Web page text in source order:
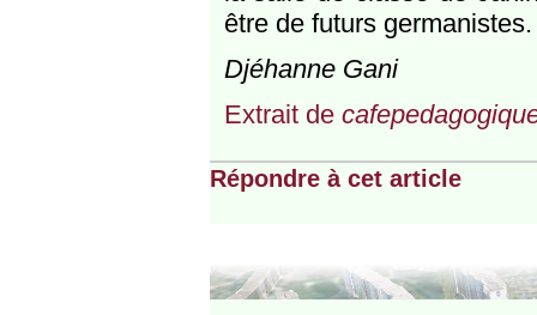
être de futurs germanistes.
Djéhanne Gani
Extrait de
Répondre à cet article